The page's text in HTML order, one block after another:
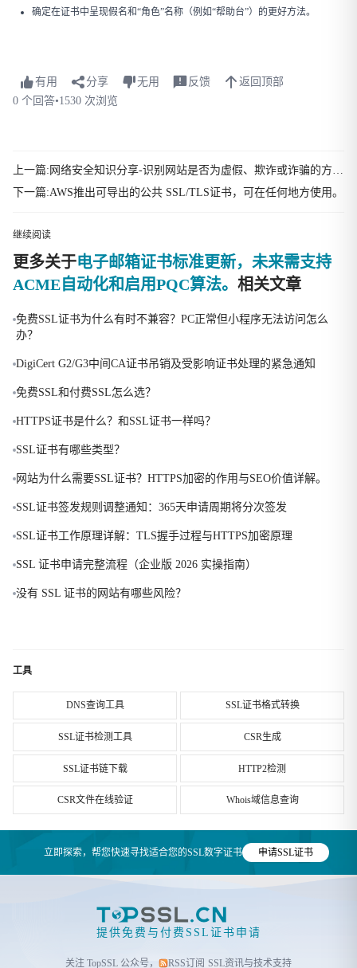
确定在证书中呈现假名和“角色”名称（例如“帮助台”）的更好方法。
有用 分享 无用 反馈
返回顶部
0 个回答•1530 次浏览
下一篇:AWS推出可导出的公共 SSL/TLS证书，可在任何地方使用。
继续阅读
更多关于电子邮箱证书标准更新，未来需支持
ACME自动化和启用PQC算法。 相关文章
免费SSL证书为什么有时不兼容？PC正常但小程序无法访问怎么
办？
DigiCert G2/G3中间CA证书吊销及受影响证书处理的紧急通知
免费SSL和付费SSL怎么选？
HTTPS证书是什么？和SSL证书一样吗？
SSL证书有哪些类型？
网站为什么需要SSL证书？HTTPS加密的作用与SEO价值详解。
SSL证书签发规则调整通知：365天申请周期将分次签发
SSL证书工作原理详解：TLS握手过程与HTTPS加密原理
SSL 证书申请完整流程（企业版 2026 实操指南）
没有 SSL 证书的网站有哪些风险？
工具
DNS查询工具 SSL证书格式转换
SSL证书检测工具 CSR生成
SSL证书链下载 HTTP2检测
CSR文件在线验证 Whois域信息查询
立即探索，帮您快速寻找适合您的SSL数字证书 申请SSL证书
提供免费与付费SSL证书申请
关注 TopSSL 公众号， RSS订阅 SSL资讯与技术支持